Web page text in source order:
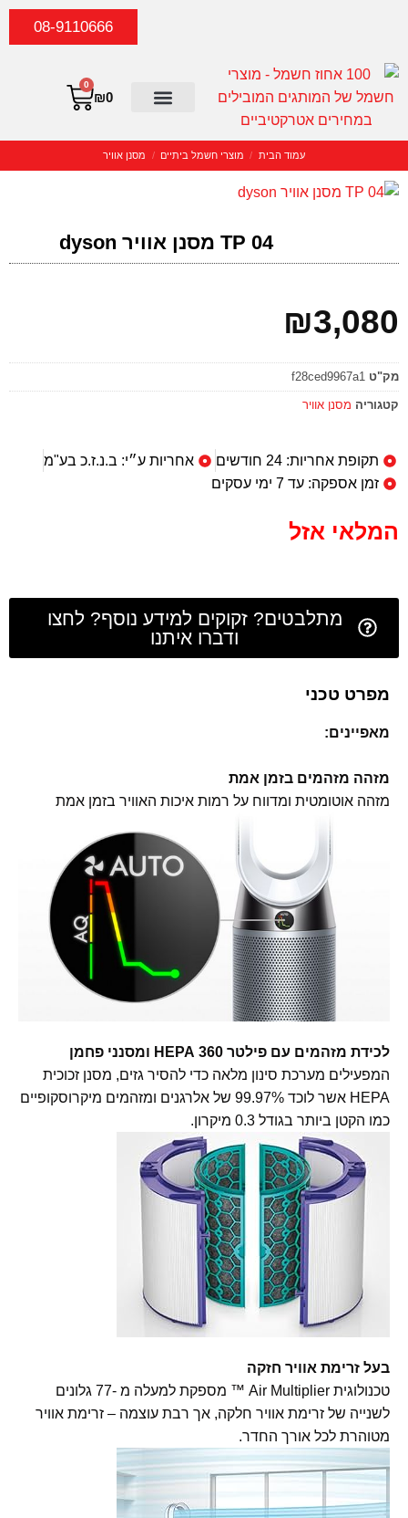
08-9110666
₪0
0
עמוד הבית / מוצרי חשמל ביתיים / מסנן אוויר
TP 04 מסנן אוויר dyson
₪3,080
מק"ט f28ced9967a1
קטגוריה מסנן אוויר
תקופת אחריות: 24 חודשים
אחריות ע״י: ב.נ.ז.כ בע"מ
זמן אספקה: עד 7 ימי עסקים
המלאי אזל
מתלבטים? זקוקים למידע נוסף? לחצו
ודברו איתנו
מפרט טכני
מאפיינים:
מזהה מזהמים בזמן אמת
מזהה אוטומטית ומדווח על רמות איכות האוויר בזמן אמת
לכידת מזהמים עם פילטר 360 HEPA ומסנני פחמן
המפעילים מערכת סינון מלאה כדי להסיר גזים, מסנן זכוכית
HEPA אשר לוכד 99.97% של אלרגנים ומזהמים מיקרוסקופיים
כמו הקטן ביותר בגודל 0.3 מיקרון.
בעל זרימת אוויר חזקה
טכנולוגית Air Multiplier ™ מספקת למעלה מ -77 גלונים
לשנייה של זרימת אוויר חלקה, אך רבת עוצמה – זרימת אוויר
מטוהרת לכל אורך החדר.